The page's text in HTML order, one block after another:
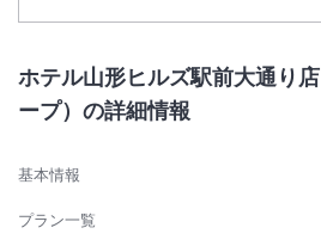
ホテル山形ヒルズ駅前大通り
ープ）の詳細情報
基本情報
プラン一覧